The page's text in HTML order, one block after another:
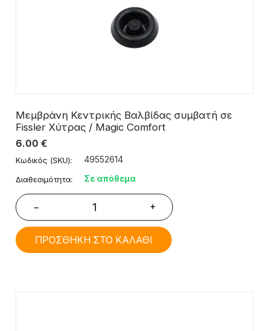
Μεμβράνη Κεντρικής Βαλβίδας συμβατή σε
Fissler Χύτρας / Magic Comfort
6.00 €
Κωδικός (SKU): 49552614
Διαθεσιμότητα: Σε απόθεμα
− +
ΠΡΟΣΘΗΚΗ ΣΤΟ ΚΑΛΑΘΙ